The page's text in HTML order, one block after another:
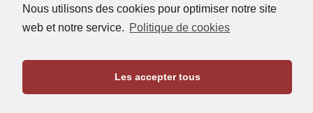
Nous utilisons des cookies pour optimiser notre site
web et notre service. Politique de cookies
Les accepter tous
Politique de cookies (UE)
Maison de l'Archéologie